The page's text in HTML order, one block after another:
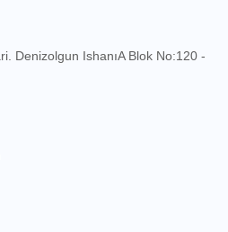
Denizolgun IshanıA Blok No:120 -